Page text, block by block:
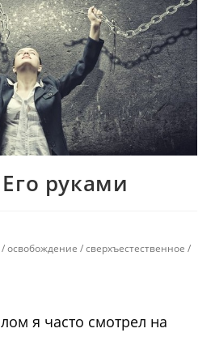
руками
/ освобождение / сверхъестественное /
я часто смотрел на